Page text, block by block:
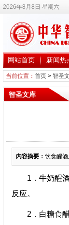
2026年8月8日 星期六
网站首页 新闻热
当前位置： 首页> 智圣
智圣文库
内容摘要： 饮食醒
1．牛奶醒
反应。
2．白糖食